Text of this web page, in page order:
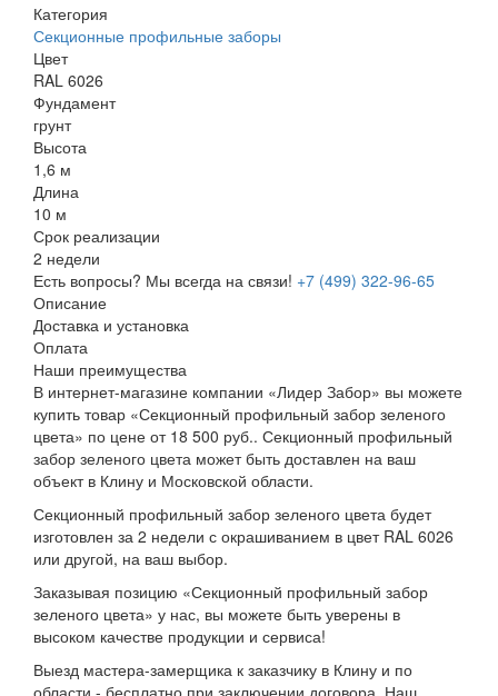
Категория
Секционные профильные заборы
Цвет
RAL 6026
Фундамент
грунт
Высота
1,6 м
Длина
10 м
Срок реализации
2 недели
Есть вопросы? Мы всегда на связи! +7 (499) 322-96-65
Описание
Доставка и установка
Оплата
Наши преимущества
В интернет-магазине компании «Лидер Забор» вы можете
купить товар «Секционный профильный забор зеленого
цвета» по цене от 18 500 руб.. Секционный профильный
забор зеленого цвета может быть доставлен на ваш
объект в Клину и Московской области.
Секционный профильный забор зеленого цвета будет
изготовлен за 2 недели с окрашиванием в цвет RAL 6026
или другой, на ваш выбор.
Заказывая позицию «Секционный профильный забор
зеленого цвета» у нас, вы можете быть уверены в
высоком качестве продукции и сервиса!
Выезд мастера-замерщика к заказчику в Клину и по
области - бесплатно при заключении договора. Наш